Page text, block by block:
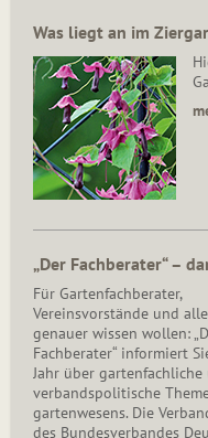
Was liegt an im
„Der Fachberater“ –
Für Gartenfachberater,
Vereinsvorstände und
genauer wissen wollen:
Fachberater“ informiert
Jahr über gartenfachliche
verbandspolitische
gar­ten­wesens. Die
des Bun­des­ver­ban­des